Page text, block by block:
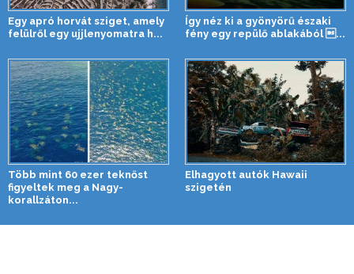
Egy apró horvát sziget, amely
felülről egy ujjlenyomatra h...
Így néz ki a gyönyörű északi
fény egy repülő ablakából ...
Több mint 60 ezer teknőst
figyeltek meg a Nagy-
korallzáton...
Elhagyott autók Hawaii
szigetén